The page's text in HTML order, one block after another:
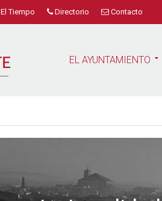
El Tiempo Directorio Contacto
EL AYUNTAMIENTO